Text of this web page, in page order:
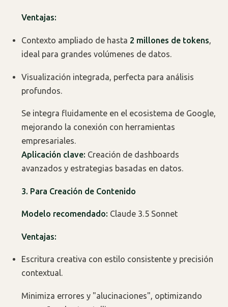
Ventajas:
Contexto ampliado de hasta 2 millones de tokens,
ideal para grandes volúmenes de datos.
Visualización integrada, perfecta para análisis
profundos.
Se integra fluidamente en el ecosistema de Google,
mejorando la conexión con herramientas
empresariales.
Aplicación clave: Creación de dashboards
avanzados y estrategias basadas en datos.
3. Para Creación de Contenido
Modelo recomendado: Claude 3.5 Sonnet
Ventajas:
Escritura creativa con estilo consistente y precisión
contextual.
Minimiza errores y "alucinaciones", optimizando